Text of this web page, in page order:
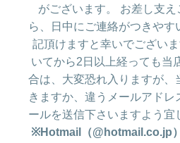
がございます。 お差し支
ら、日中にご連絡がつきやす
記頂けますと幸いでござい
いてから2日以上経っても当
合は、大変恐れ入りますが、
きますか、違うメールアドレ
ールを送信下さいますよう宜
※Hotmail（@hotmail.co.jp